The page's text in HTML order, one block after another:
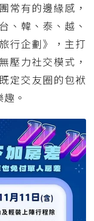
常有的邊緣感，
、韓、泰、越、
行企劃》，主打
壓力社交模式，
定交友圈的包袱
。